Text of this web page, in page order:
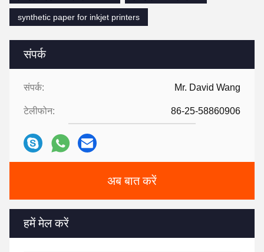
संपर्क
संपर्क: Mr. David Wang
टेलीफोन: 86-25-58860906
अब बात करें
हमें मेल करें
synthetic paper for inkjet printers